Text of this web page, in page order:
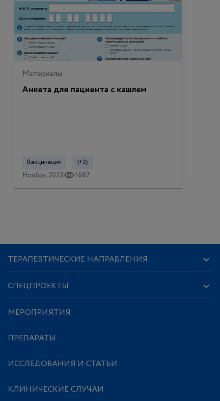
Материалы
Анкета для пациента с кашлем
Вакцинация (+2)
Ноябрь 2023 1687
ТЕРАПЕВТИЧЕСКИЕ НАПРАВЛЕНИЯ
СПЕЦПРОЕКТЫ
МЕРОПРИЯТИЯ
ПРЕПАРАТЫ
ИССЛЕДОВАНИЯ И СТАТЬИ
КЛИНИЧЕСКИЕ СЛУЧАИ